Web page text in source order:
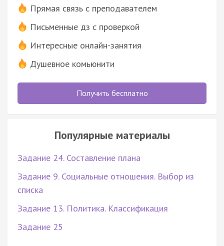
Прямая связь с преподавателем
Письменные дз с проверкой
Интересные онлайн-занятия
Душевное комьюнити
Получить бесплатно
Популярные материалы
Задание 24. Составление плана
Задание 9. Социальные отношения. Выбор из
списка
Задание 13. Политика. Классификация
Задание 25